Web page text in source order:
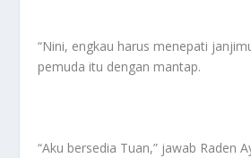
“Nini, engkau harus menepati
pemuda itu dengan mantap.
“Aku bersedia Tuan,” jawab Raden